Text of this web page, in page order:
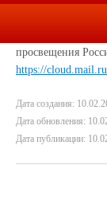
чрезвычайных
предлагаем
просвещения
https://
Дата создания:
Дата обновления:
Дата публикации: